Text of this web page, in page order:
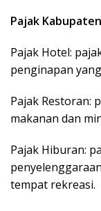
Pajak
Pajak Hotel:
penginapan
Pajak Restoran:
makanan dan
Pajak Hiburan:
tempat rekreasi.